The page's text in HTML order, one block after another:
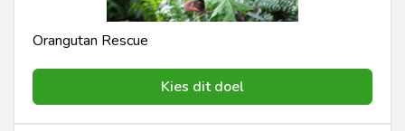
Orangutan Rescue
Kies dit doel